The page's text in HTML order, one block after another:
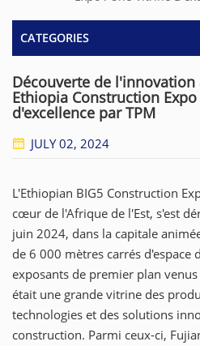
CATEGORIES
Découverte de l'innovation
Ethiopia Construction
d'excellence par TPM
JULY 02, 2024
L'Ethiopian BIG5 Construction
cœur de l'Afrique de l'Est, s'est
juin 2024, dans la capitale
de 6 000 mètres carrés d'espace
exposants de premier plan
était une grande vitrine des
technologies et des solutions
construction. Parmi ceux-ci,